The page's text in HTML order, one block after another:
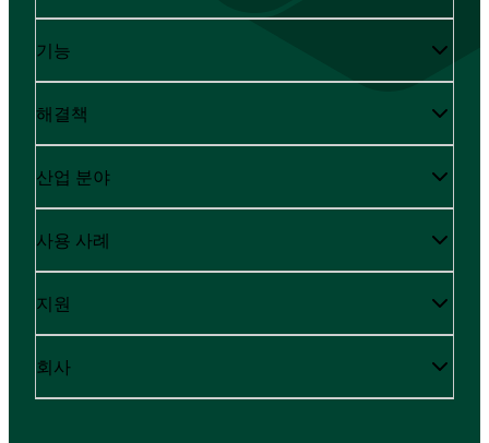
기능
해결책
산업 분야
사용 사례
지원
회사